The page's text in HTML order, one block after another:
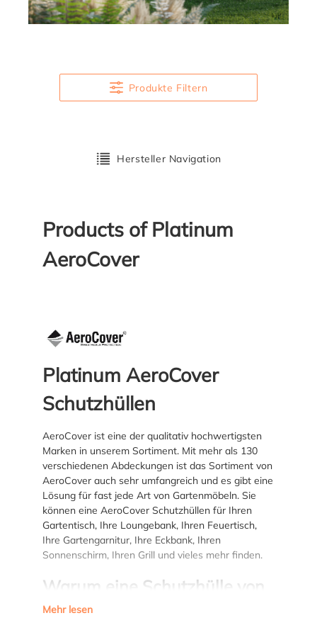
Produkte Filtern
Hersteller Navigation
Products of Platinum
AeroCover
Platinum AeroCover
Schutzhüllen
AeroCover ist eine der qualitativ hochwertigsten
Marken in unserem Sortiment. Mit mehr als 130
verschiedenen Abdeckungen ist das Sortiment von
AeroCover auch sehr umfangreich und es gibt eine
Lösung für fast jede Art von Gartenmöbeln. Sie
können eine AeroCover Schutzhüllen für Ihren
Gartentisch, Ihre Loungebank, Ihren Feuertisch,
Ihre Gartengarnitur, Ihre Eckbank, Ihren
Sonnenschirm, Ihren Grill und vieles mehr finden.
Warum eine Schutzhülle von
AeroCover?
Mehr lesen